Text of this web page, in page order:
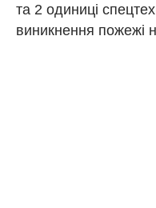
та 2 одиниці
виникнення пожежі